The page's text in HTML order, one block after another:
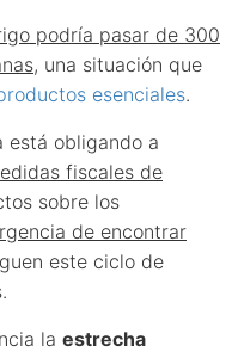
podría pasar de 300
, una situación que
esenciales.
está obligando a
fiscales de
sobre los
de encontrar
este ciclo de
la estrecha